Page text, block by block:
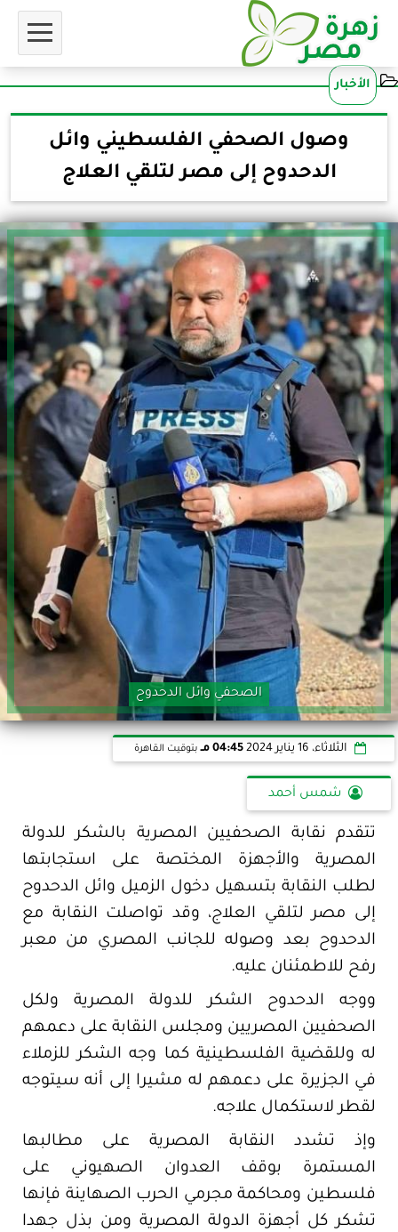
الأخبار
وصول الصحفي الفلسطيني وائل
الدحدوح إلى مصر لتلقي العلاج
الصحفي وائل الدحدوح
الثلاثاء، 16 يناير 2024 04:45 مـ بتوقيت القاهرة
شمس أحمد
تتقدم نقابة الصحفيين المصرية بالشكر للدولة
المصرية والأجهزة المختصة على استجابتها
لطلب النقابة بتسهيل دخول الزميل وائل الدحدوح
إلى مصر لتلقي العلاج، وقد تواصلت النقابة مع
الدحدوح بعد وصوله للجانب المصري من معبر
رفح للاطمئنان عليه.
ووجه الدحدوح الشكر للدولة المصرية ولكل
الصحفيين المصريين ومجلس النقابة على دعمهم
له وللقضية الفلسطينية كما وجه الشكر للزملاء
في الجزيرة على دعمهم له مشيرا إلى أنه سيتوجه
لقطر لاستكمال علاجه.
وإذ تشدد النقابة المصرية على مطالبها
المستمرة بوقف العدوان الصهيوني على
فلسطين ومحاكمة مجرمي الحرب الصهاينة فإنها
تشكر كل أجهزة الدولة المصرية ومن بذل جهدا